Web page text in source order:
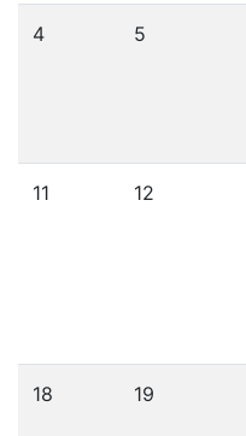
4 5
11 12
18 19